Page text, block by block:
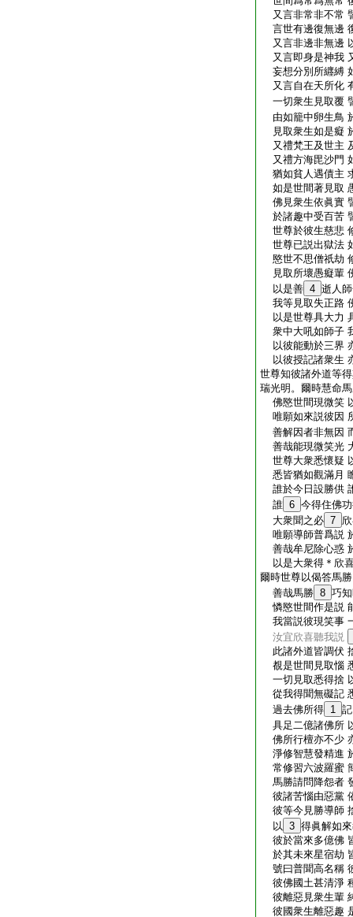
又言非常非不常
言世有邊復無邊
又言非邊非無邊
又言即身是神我
妄想分別所纒縛
又言自在天所化
一切衆生見取覆
由如籠中卵生鳥
見取衆生如是癡
又禮梵王及世主
又禮方海毘沙門
猶如貧人遇債主
如是世間著見取
佛見衆生依眞實
於諸趣中受百苦
世尊於彼生慈悲
世尊已説出獄法
愍世不思僧祇劫
見取所壞愚癡輩
以是善 4 逝人
我等見取失正路
以是世尊具大力
衆中大吼如師子
以彼能動於三界
以彼授記諸衆生
世尊知彼諸外道等
瑞光明。爾時慧命
佛愍世間現微笑
唯願如來説彼因
善解因者非無因
善哉能現微笑光
世尊大衆悉懷疑
悉皆猶如觀滿月
誰於今日設勝供
誰 6 今得住佛
大衆聞之必 7
唯願導師普爲説
善哉牟尼除心惑
以是大衆得＊欣
爾時世尊以偈答馬
善哉馬勝 8 巧
憐愍世間作是説
我當説彼現笑事
汝宜欣喜聽我説
此諸外道皆調伏
覩是世間見取惱
一切見取悉得捨
從我得聞無礙記
過去佛所得 1
具足二億諸佛所
佛所行檀亦不少
淨修智慧發精進
常修習六波羅蜜
馬勝請問降怨者
彼諸苦惱由惡黨
彼等今見勝導師
以 3 得眞解如
彼於當來多億佛
於其未來星宿劫
號曰普聞高名稱
彼佛國土甚清淨
彼離惡見衆生輩
彼國衆生離惡趣